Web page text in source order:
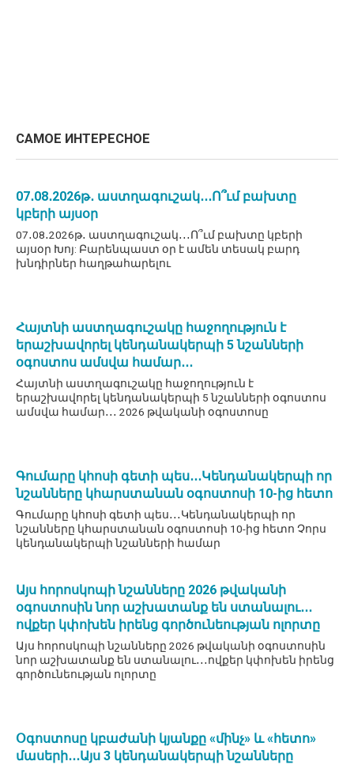
САМОЕ ИНТЕРЕСНОЕ
07․08․2026թ․ աստղագուշակ․․․Ո՞ւմ բախտը
կբերի այսօր
07․08․2026թ․ աստղագուշակ․․․Ո՞ւմ բախտը կբերի
այսօր Խոյ: Բարենպաստ օր է ամեն տեսակ բարդ
խնդիրներ հաղթահարելու
Հայտնի աստղագուշակը հաջողություն է
երաշխավորել կենդանակերպի 5 նշանների
օգոստոս ամսվա համար․․․
Հայտնի աստղագուշակը հաջողություն է
երաշխավորել կենդանակերպի 5 նշանների օգոստոս
ամսվա համար․․․ 2026 թվականի օգոստոսը
Գումարը կհոսի գետի պես․․․Կենդանակերպի որ
նշանները կհարստանան օգոստոսի 10-ից հետո
Գումարը կհոսի գետի պես․․․Կենդանակերպի որ
նշանները կհարստանան օգոստոսի 10-ից հետո Չորս
կենդանակերպի նշանների համար
Այս հորոսկոպի նշանները 2026 թվականի
օգոստոսին նոր աշխատանք են ստանալու․․․
ովքեր կփոխեն իրենց գործունեության ոլորտը
Այս հորոսկոպի նշանները 2026 թվականի օգոստոսին
նոր աշխատանք են ստանալու․․․ովքեր կփոխեն իրենց
գործունեության ոլորտը
Օգոստոսը կբաժանի կյանքը «մինչ» և «հետո»
մասերի․․․Այս 3 կենդանակերպի նշանները